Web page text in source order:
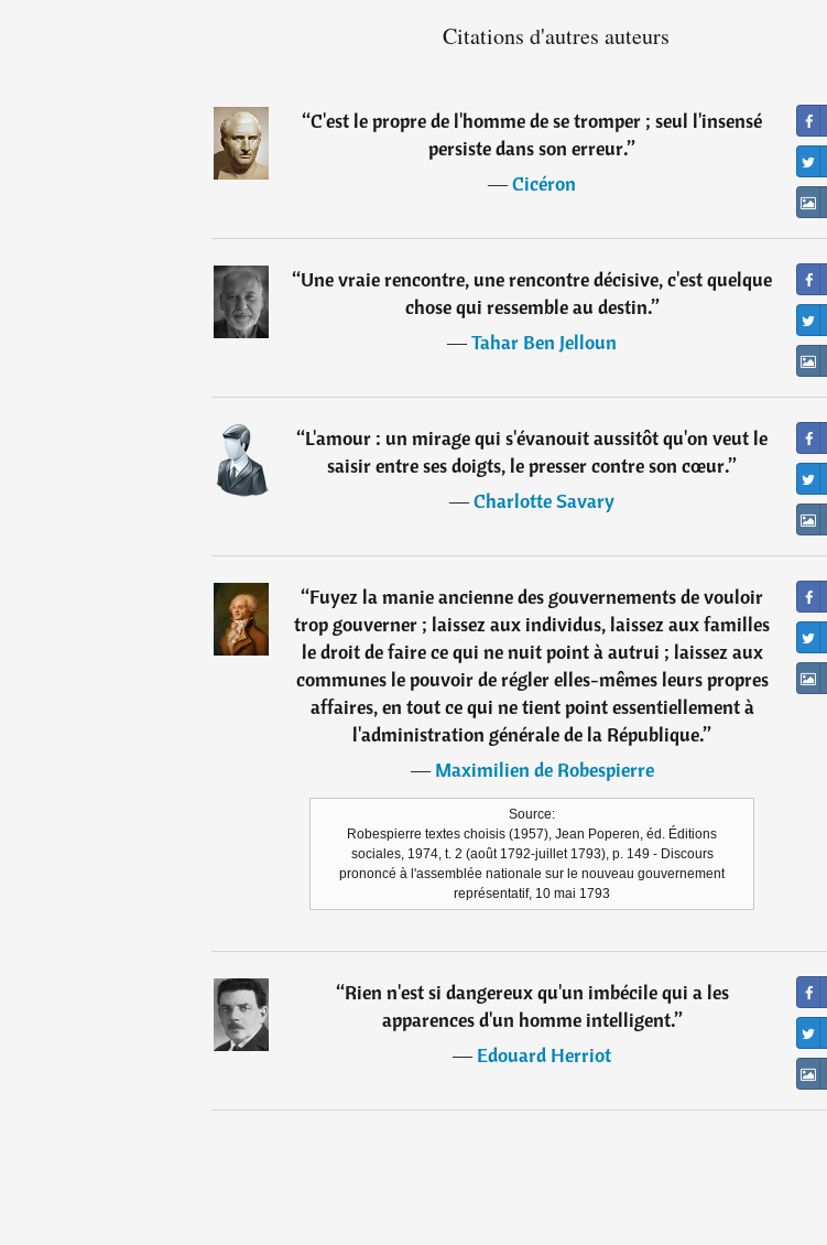
Citations d'autres auteurs
“C'est le propre de l'homme de se tromper ; seul l'insensé
persiste dans son erreur.”
―Cicéron
“Une vraie rencontre, une rencontre décisive, c'est quelque
chose qui ressemble au destin.”
―Tahar Ben Jelloun
“L'amour : un mirage qui s'évanouit aussitôt qu'on veut le
saisir entre ses doigts, le presser contre son cœur.”
―Charlotte Savary
“Fuyez la manie ancienne des gouvernements de vouloir
trop gouverner ; laissez aux individus, laissez aux familles
le droit de faire ce qui ne nuit point à autrui ; laissez aux
communes le pouvoir de régler elles-mêmes leurs propres
affaires, en tout ce qui ne tient point essentiellement à
l'administration générale de la République.”
―Maximilien de Robespierre
Source:
Robespierre textes choisis (1957), Jean Poperen, éd. Éditions
sociales, 1974, t. 2 (août 1792-juillet 1793), p. 149 - Discours
prononcé à l'assemblée nationale sur le nouveau gouvernement
représentatif, 10 mai 1793
“Rien n'est si dangereux qu'un imbécile qui a les
apparences d'un homme intelligent.”
―Edouard Herriot